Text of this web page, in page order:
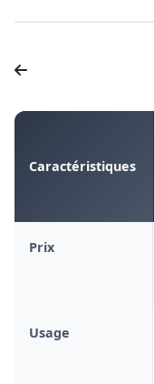
Caractéristiques
Prix
Usage